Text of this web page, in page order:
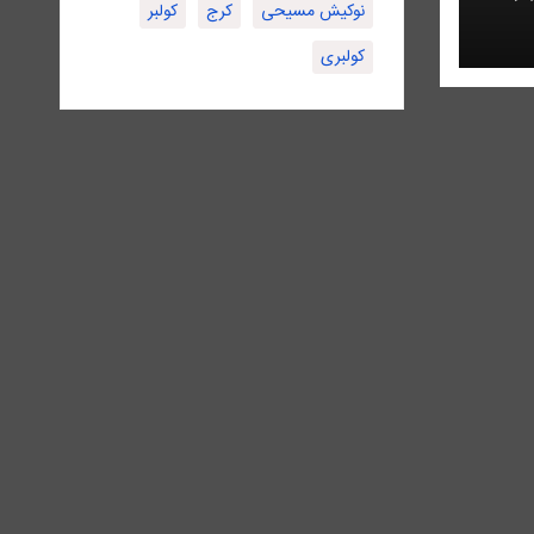
نوکیش مسیحی
کرج
کولبر
کولبری